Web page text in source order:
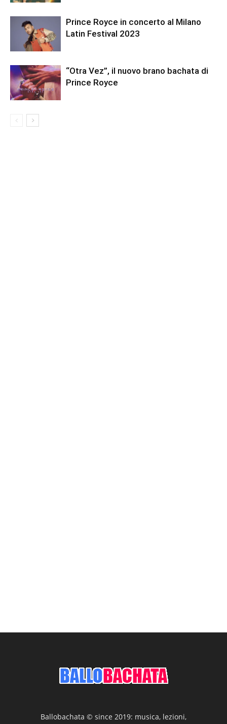
Prince Royce in concerto al Milano
Latin Festival 2023
“Otra Vez”, il nuovo brano bachata di
Prince Royce
Ballobachata © since 2019: musica, lezioni,